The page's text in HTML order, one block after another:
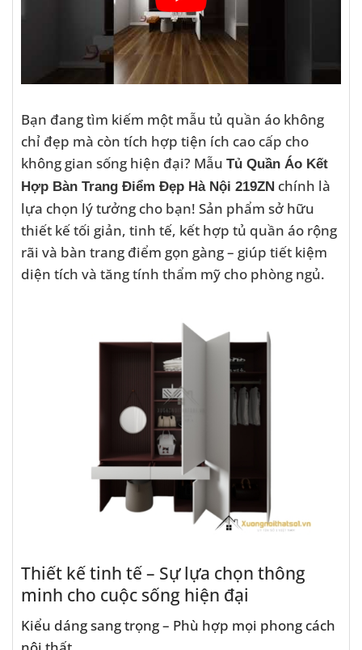
Bạn đang tìm kiếm một mẫu tủ quần áo không
chỉ đẹp mà còn tích hợp tiện ích cao cấp cho
không gian sống hiện đại? Mẫu Tủ Quần Áo Kết
Hợp Bàn Trang Điểm Đẹp Hà Nội 219ZN chính là
lựa chọn lý tưởng cho bạn! Sản phẩm sở hữu
thiết kế tối giản, tinh tế, kết hợp tủ quần áo rộng
rãi và bàn trang điểm gọn gàng – giúp tiết kiệm
diện tích và tăng tính thẩm mỹ cho phòng ngủ.
Thiết kế tinh tế – Sự lựa chọn thông
minh cho cuộc sống hiện đại
Kiểu dáng sang trọng – Phù hợp mọi phong cách